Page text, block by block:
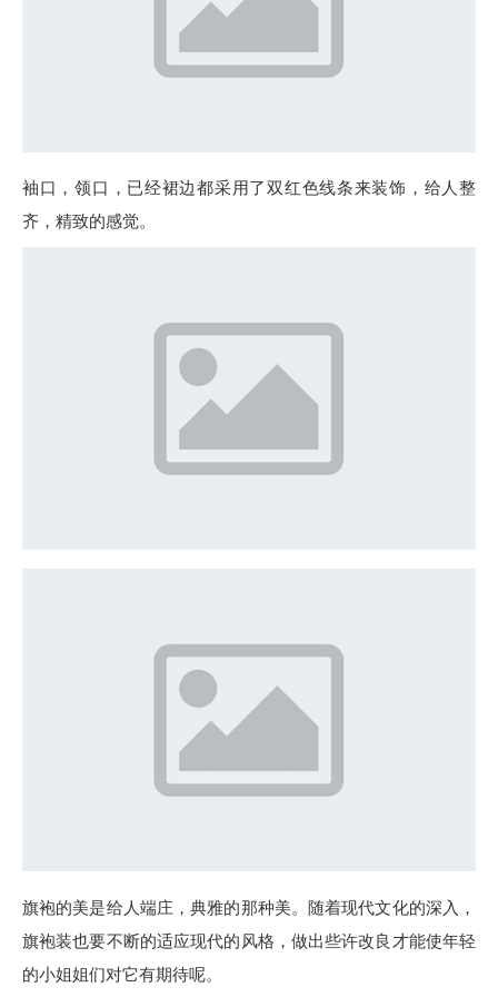
袖口，领口，已经裙边都采用了双红色线条来装饰，给人整
齐，精致的感觉。
旗袍的美是给人端庄，典雅的那种美。随着现代文化的深入，
旗袍装也要不断的适应现代的风格，做出些许改良才能使年轻
的小姐姐们对它有期待呢。